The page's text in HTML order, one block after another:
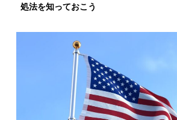
処法を知っておこう